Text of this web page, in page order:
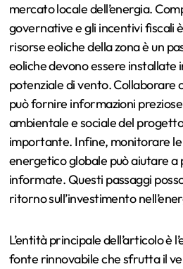
mercato locale dell’energia.
governative e gli incentivi fiscali
risorse eoliche della zona è un
eoliche devono essere installate
potenziale di vento. Collaborare
può fornire informazioni
ambientale e sociale del
importante. Infine, monitorare
energetico globale può aiutare a
informate. Questi passaggi
ritorno sull’investimento
L’entità principale dell’articolo è
fonte rinnovabile che sfrutta il